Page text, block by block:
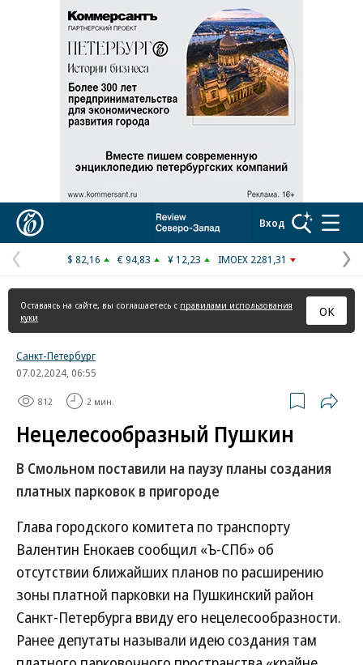
Реклама в «Ъ» www.kommersant.ru/ad
Вход
Предыдущая
страница
$ 82,16 € 94,83 ¥ 12,23 IMOEX 2281,31
Оставаясь на сайте, вы соглашаетесь с правилами использования
куки
ОК
Санкт-Петербург
07.02.2024, 06:55
812 2 мин.
Нецелесообразный Пушкин
В Смольном поставили на паузу планы создания
платных парковок в пригороде
Глава городского комитета по транспорту
Валентин Енокаев сообщил «Ъ-СПб» об
отсутствии ближайших планов по расширению
зоны платной парковки на Пушкинский район
Санкт-Петербурга ввиду его нецелесообразности.
Ранее депутаты называли идею создания там